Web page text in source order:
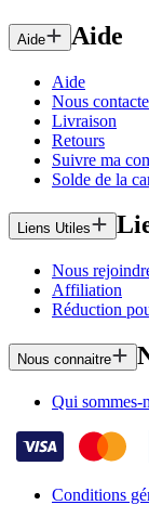
Aide Aide
Aide
Nous
Livraison
Retours
Suivre ma
Solde de la
Liens Utiles
Nous
Affiliation
Réduction
Nous connaitre
Qui sommes-
Conditions